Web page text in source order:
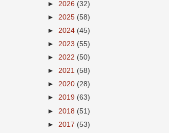
► 2026 (32)
► 2025 (58)
► 2024 (45)
► 2023 (55)
► 2022 (50)
► 2021 (58)
► 2020 (28)
► 2019 (63)
► 2018 (51)
► 2017 (53)